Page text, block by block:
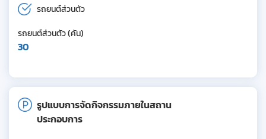
รถยนต์ส่วนตัว
รถยนต์ส่วนตัว (คัน)
30
รูปแบบการจัดกิจกรรมภายในสถาน
ประกอบการ